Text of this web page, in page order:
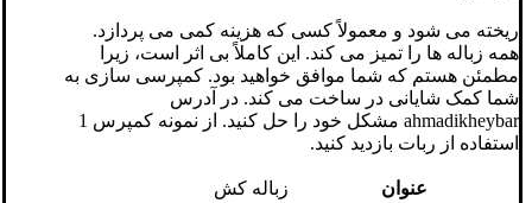
ریخته می شود و معمولاً کسی که هزینه کمی می پردازد.
همه زباله ها را تمیز می کند. این کاملاً بی اثر است، زیرا
مطمئن هستم که شما موافق خواهید بود. کمپرسی سازی به
شما کمک شایانی در ساخت می کند. در آدرس
ahmadikheybar مشکل خود را حل کنید. از نمونه کمپرس 1
استفاده از ربات بازدید کنید.
عنوان
زباله کش